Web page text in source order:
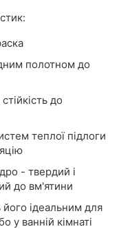
полотном до
до
теплої підлоги
​​- твердий і
до вм'ятини
ідеальним для
у ванній кімнаті